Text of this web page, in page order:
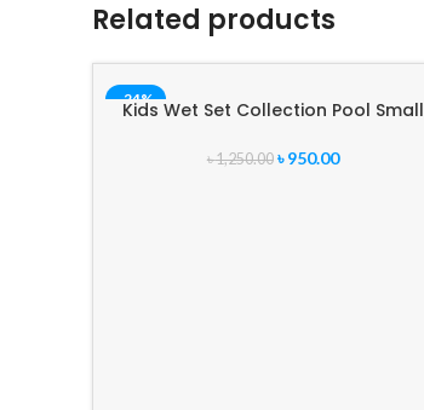
Related products
-24%
Kids Wet Set Collection Pool Small
৳1,250.00 ৳950.00